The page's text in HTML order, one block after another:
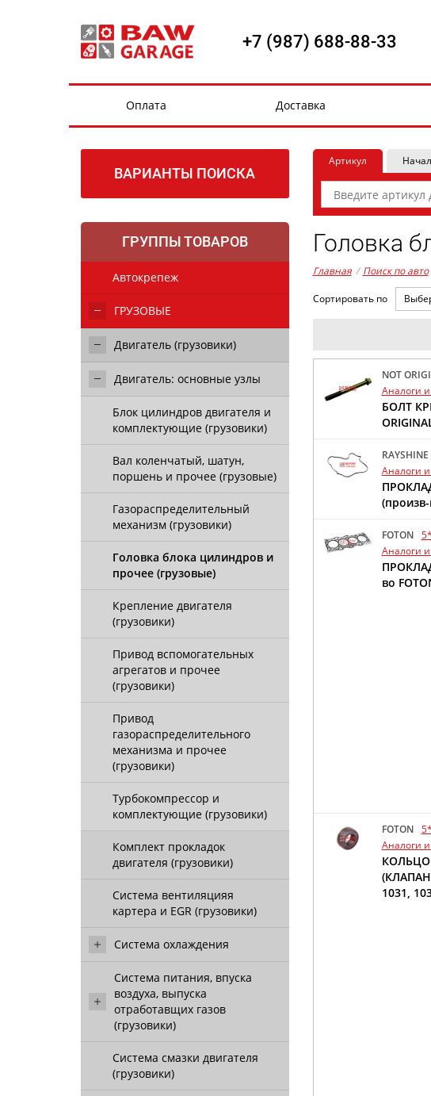
+7 (987) 688-88-33
Оплата Доставка
ВАРИАНТЫ ПОИСКА
ГРУППЫ ТОВАРОВ
Автокрепеж
ГРУЗОВЫЕ
Двигатель (грузовики)
Двигатель: основные узлы
Блок цилиндров двигателя и
комплектующие (грузовики)
Вал коленчатый, шатун,
поршень и прочее (грузовые)
Газораспределительный
механизм (грузовики)
Головка блока цилиндров и
прочее (грузовые)
Крепление двигателя
(грузовики)
Привод вспомогательных
агрегатов и прочее
(грузовики)
Привод
газораспределительного
механизма и прочее
(грузовики)
Турбокомпрессор и
комплектующие (грузовики)
Комплект прокладок
двигателя (грузовики)
Система вентиляцияя
картера и EGR (грузовики)
Система охлаждения
Система питания, впуска
воздуха, выпуска
отработавщих газов
(грузовики)
Система смазки двигателя
(грузовики)
Артикул
Головка
Главная / Поиск по авто
Сортировать по
NOT
Аналоги
БОЛТ
RAYSHINE
Аналоги
(произв-
FOTON
Аналоги
во
FOTON
Аналоги
1031,